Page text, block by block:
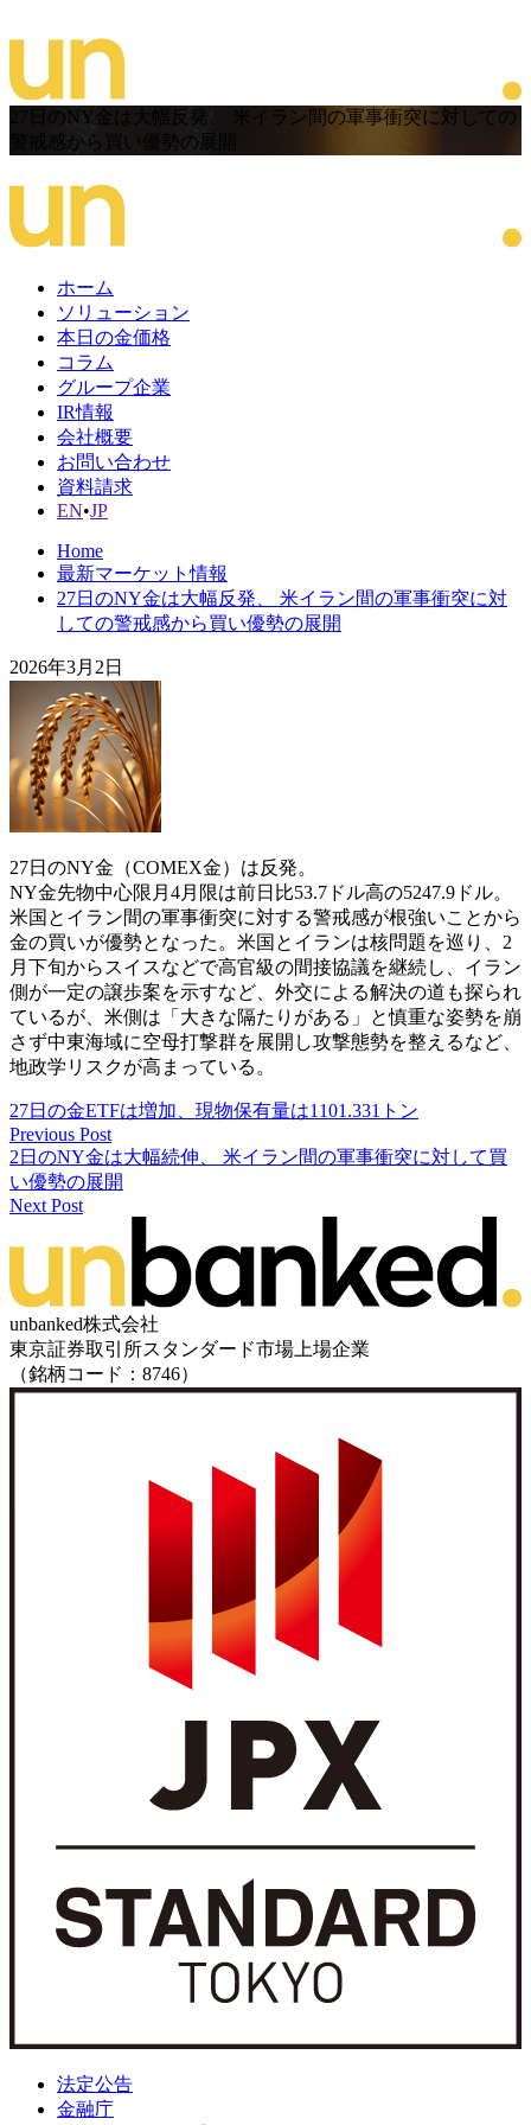
27日のNY金は大幅反発、 米イラン間の軍事衝突に対しての
警戒感から買い優勢の展開
ホーム
ソリューション
本日の金価格
コラム
グループ企業
IR情報
会社概要
お問い合わせ
資料請求
EN•JP
Home
最新マーケット情報
27日のNY金は大幅反発、 米イラン間の軍事衝突に対
しての警戒感から買い優勢の展開
2026年3月2日
27日のNY金（COMEX金）は反発。
NY金先物中心限月4月限は前日比53.7ドル高の5247.9ドル。
米国とイラン間の軍事衝突に対する警戒感が根強いことから
金の買いが優勢となった。米国とイランは核問題を巡り、2
月下旬からスイスなどで高官級の間接協議を継続し、イラン
側が一定の譲歩案を示すなど、外交による解決の道も探られ
ているが、米側は「大きな隔たりがある」と慎重な姿勢を崩
さず中東海域に空母打撃群を展開し攻撃態勢を整えるなど、
地政学リスクが高まっている。
27日の金ETFは増加、現物保有量は1101.331トン
Previous Post
2日のNY金は大幅続伸、 米イラン間の軍事衝突に対して買
い優勢の展開
Next Post
unbanked株式会社
東京証券取引所スタンダード市場上場企業
（銘柄コード：8746）
法定公告
金融庁